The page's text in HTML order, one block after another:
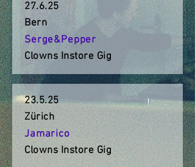
27.6.25
Bern
Serge&Pepper
Clowns Instore Gig
23.5.25
Zürich
Jamarico
Clowns Instore Gig